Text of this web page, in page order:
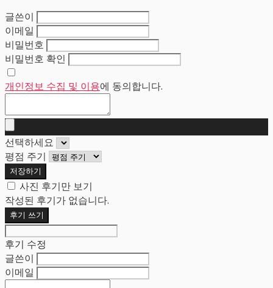
글쓴이
이메일
비밀번호
비밀번호 확인
개인정보 수집 및 이용에 동의합니다.
선택하세요
평점 주기
저장하기
사진 후기만 보기
작성된 후기가 없습니다.
후기 쓰기
후기 수정
글쓴이
이메일